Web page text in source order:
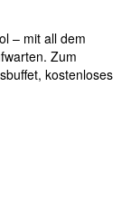
– mit all dem
Zum
kostenloses